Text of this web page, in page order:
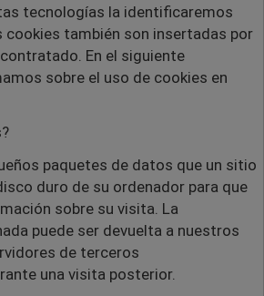
tecnologías la identificaremos
cookies también son insertadas por
En el siguiente
sobre el uso de cookies en
paquetes de datos que un sitio
duro de su ordenador para que
sobre su visita. La
puede ser devuelta a nuestros
de terceros
una visita posterior.